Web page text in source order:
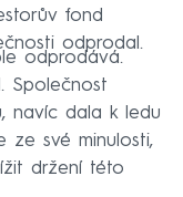
fond
odprodal.
odprodává.
Společnost
navíc dala k ledu
ze své minulosti,
držení této